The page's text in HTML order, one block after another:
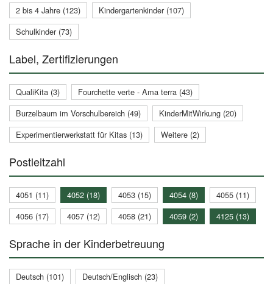
2 bis 4 Jahre (123)
Kindergartenkinder (107)
Schulkinder (73)
Label, Zertifizierungen
QualiKita (3)
Fourchette verte - Ama terra (43)
Burzelbaum im Vorschulbereich (49)
KinderMitWirkung (20)
Experimentierwerkstatt für Kitas (13)
Weitere (2)
Postleitzahl
4051 (11) 4052 (18) 4053 (15) 4054 (8)
4055 (11)
4056 (17)
4057 (12) 4058 (21) 4059 (2) 4125 (13)
Sprache in der Kinderbetreuung
Deutsch (101)
Deutsch/Englisch (23)